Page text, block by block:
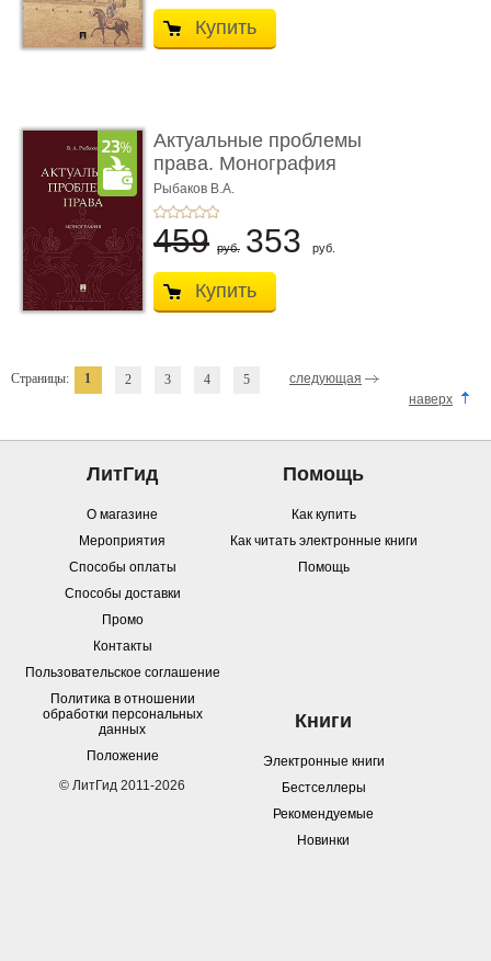
Купить
Актуальные проблемы
права. Монография
Рыбаков В.А.
459 руб. 353 руб.
Купить
Страницы: 1 2 3 4 5
следующая
наверх
ЛитГид
О магазине
Мероприятия
Способы оплаты
Способы доставки
Промо
Контакты
Пользовательское соглашение
Политика в отношении
обработки персональных
данных
Положение
© ЛитГид 2011-2026
Помощь
Как купить
Как читать электронные книги
Помощь
Книги
Электронные книги
Бестселлеры
Рекомендуемые
Новинки